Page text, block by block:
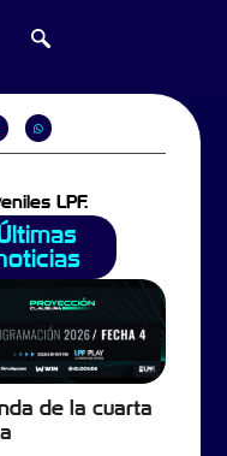
LPF.
de la cuarta